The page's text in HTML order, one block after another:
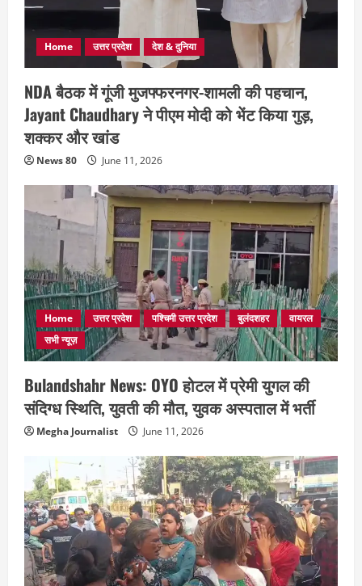
Home उत्तर प्रदेश देश & दुनिया
NDA बैठक में गूंजी मुजफ्फरनगर-शामली की पहचान,
Jayant Chaudhary ने पीएम मोदी को भेंट किया गुड़,
शक्कर और खांड
News 80 June 11, 2026
Home उत्तर प्रदेश पश्चिमी उत्तर प्रदेश बुलंदशहर
वायरल
सभी न्यूज़
Bulandshahr News: OYO होटल में प्रेमी युगल की
संदिग्ध स्थिति, युवती की मौत, युवक अस्पताल में भर्ती
Megha Journalist June 11, 2026